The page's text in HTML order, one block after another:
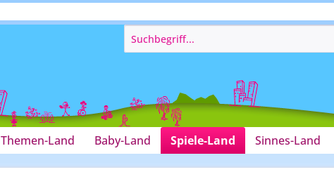
Themen-Land Baby-Land Spiele-Land Sinnes-Land